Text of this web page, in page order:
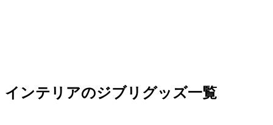
インテリアのジブリグッズ一覧